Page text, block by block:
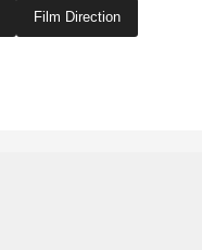
Film Direction